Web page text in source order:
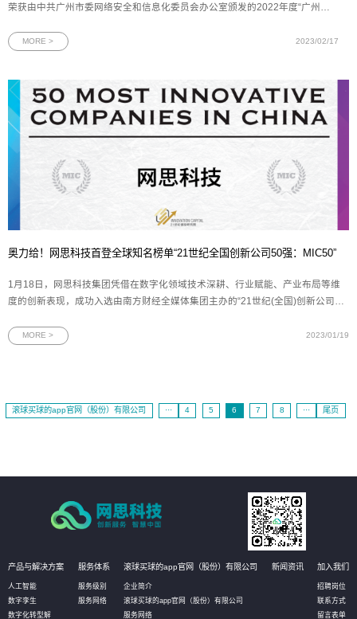
荣获由中共广州市委网络安全和信息化委员会办公室颁发的2022年度“广州市
双项荣誉。图为星云博创双项“优秀单位”奖牌由中共广州市委网络安全和信息
MORE > 2023/02/17
奥力给！网思科技首登全球知名榜单“21世纪全国创新公司50强：MIC50”
1月18日，网思科技集团凭借在数字化领域技术深耕、行业赋能、产业布局等维
度的创新表现，成功入选由南方财经全媒体集团主办的“21世纪(全国)创新公司50
企业还有小米、大疆创新、赛力斯等。图为网思科技荣获“21世纪（全国）创新公
MORE > 2023/01/19
滚球买球的app官网（股份）有限公司 ··· 4 5 6 7 8 ··· 尾页
产品与解决方案
人工智能
数字孪生
数字化转型解
服务体系
服务级别
服务网络
滚球买球的app官网（股份）有限公司
企业简介
滚球买球的app官网（股份）有限公司
服务网络
新闻资讯 加入我们
招聘岗位
联系方式
留言表单